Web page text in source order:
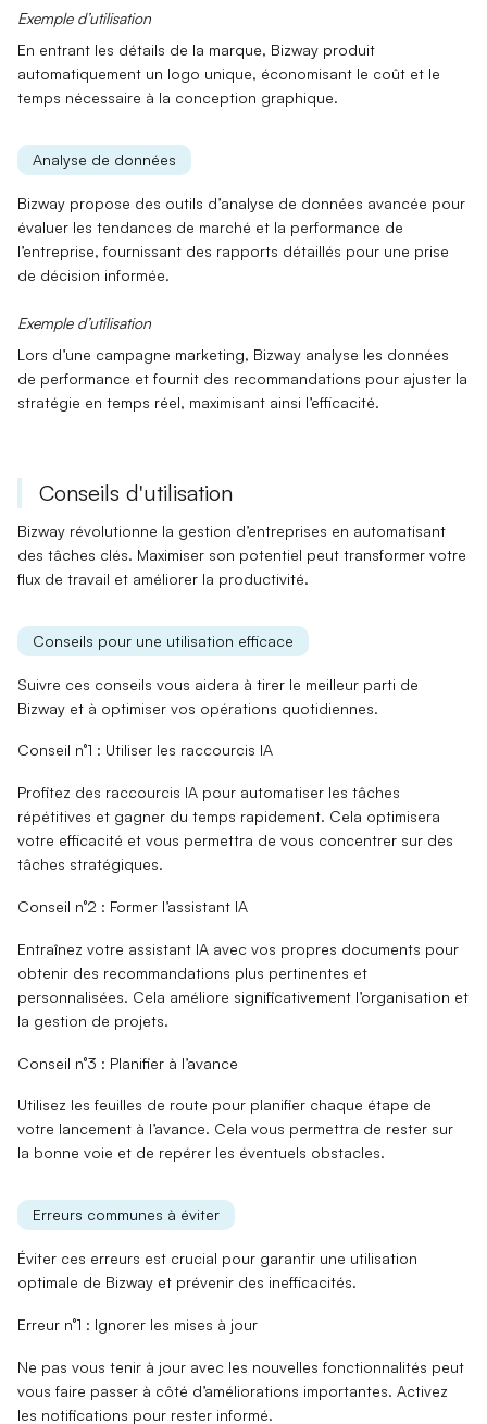
Exemple d’utilisation
En entrant les détails de la marque, Bizway produit
automatiquement un logo unique, économisant le coût et le
temps nécessaire à la conception graphique.
Analyse de données
Bizway propose des outils d’analyse de données avancée pour
évaluer les tendances de marché et la performance de
l’entreprise, fournissant des rapports détaillés pour une prise
de décision informée.
Exemple d’utilisation
Lors d’une campagne marketing, Bizway analyse les données
de performance et fournit des recommandations pour ajuster la
stratégie en temps réel, maximisant ainsi l’efficacité.
Conseils d'utilisation
Bizway révolutionne la gestion d’entreprises en automatisant
des tâches clés. Maximiser son potentiel peut transformer votre
flux de travail et améliorer la productivité.
Conseils pour une utilisation efficace
Suivre ces conseils vous aidera à tirer le meilleur parti de
Bizway et à optimiser vos opérations quotidiennes.
Conseil n°1 : Utiliser les raccourcis IA
Profitez des raccourcis IA pour automatiser les tâches
répétitives et gagner du temps rapidement. Cela optimisera
votre efficacité et vous permettra de vous concentrer sur des
tâches stratégiques.
Conseil n°2 : Former l’assistant IA
Entraînez votre assistant IA avec vos propres documents pour
obtenir des recommandations plus pertinentes et
personnalisées. Cela améliore significativement l’organisation et
la gestion de projets.
Conseil n°3 : Planifier à l’avance
Utilisez lesfeuilles de route pour planifier chaque étape de
votre lancement à l’avance. Cela vous permettra de rester sur
la bonne voie et de repérer les éventuels obstacles.
Erreurs communes à éviter
Éviter ces erreurs est crucial pour garantir une utilisation
optimale de Bizway et prévenir des inefficacités.
Erreur n°1 : Ignorer les mises à jour
Ne pas vous tenir à jour avec les nouvellesfonctionnalités peut
vous faire passer à côté d’améliorations importantes. Activez
les notifications pour rester informé.